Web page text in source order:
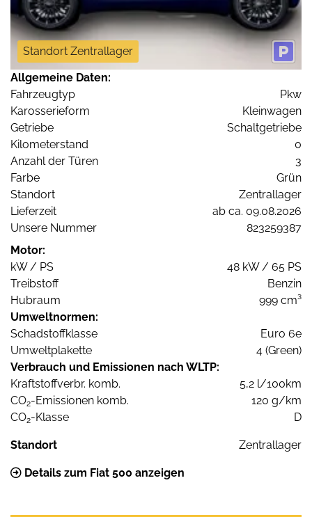
Standort Zentrallager
Allgemeine Daten:
Fahrzeugtyp
Pkw
Karosserieform
Kleinwagen
Getriebe
Schaltgetriebe
Kilometerstand
0
Anzahl der Türen
3
Farbe
Grün
Standort
Zentrallager
Lieferzeit
ab ca. 09.08.2026
Unsere Nummer
823259387
Motor:
kW / PS
48 kW / 65 PS
Treibstoff
Benzin
Hubraum
999 cm³
Umweltnormen:
Schadstoffklasse
Euro 6e
Umweltplakette
4 (Green)
Verbrauch und Emissionen nach WLTP:
Kraftstoffverbr. komb.
5,2 l/100km
CO2-Emissionen komb.
120 g/km
CO2-Klasse D
Standort Zentrallager
Details zum Fiat 500 anzeigen